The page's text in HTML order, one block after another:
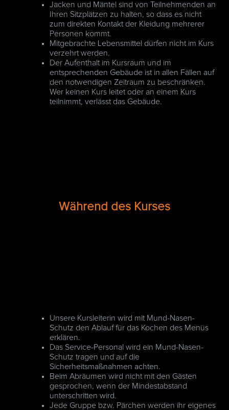
Jacken und Mäntel sind von Teilnehmenden an
Ihren Sitzplätzen zu halten, so dass es nicht
zum direkten Kontakt der Kleidung mehrerer
Personen kommt.
Mitgebrachte Lebensmittel dürfen nicht im Kurs
verzehrt werden.
Der Aufenthalt im Kursraum und im
entsprechenden Gebäude ist in allen Fällen auf
den notwendigen Zeitraum zu beschränken.
Wer keinen Kurs leitet oder an einem Kurs
teilnimmt, verlässt das Gebäude.
Während des Kurses
Unsere Kursleiterin wird mit Mund-Nasen-
Schutz den Ablauf für das Kochen des Menüs
erklären.
Das Service-Personal wird ein Mund-Nasen-
Schutz tragen und auf die
Sicherheitsmaßnahmen achten.
Beim Abräumen wird nicht mit den Gästen
gesprochen, wenn der Mindestabstand
unterschritten wird.
Jede Gruppe bzw. Pärchen werden ihr eigenes